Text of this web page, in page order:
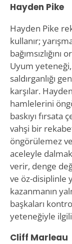
Hayden Pike
Hayden Pike
kullanır;
Uyum
saldırganlığı
karşılar.
hamlelerini
baskıyı fırsata
vahşi bir
öngörülemez
aceleyle
verir, denge
ve öz-disiplinle
kazanmanın
başkaları
yeteneğiyle
Cliff Marleau